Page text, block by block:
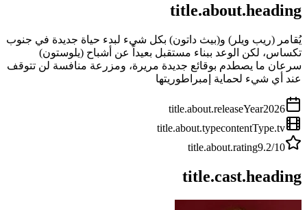
title.about.heading
يُقامر (ريب ويلر) و(بيث داتون) بكل شيء لبدء حياة جديدة في جنوب
تكساس، لكن الوعد ببناء مستقبل بعيداً عن أشباح (يلوستون)
سرعان ما يصطدم بوقائع جديدة مريرة، ومزرعة منافسة لن تتوقف
عند أي شيء لحماية إمبراطوريتها
title.about.releaseYear2026
title.about.typecontentType.tv
title.about.rating9.2/10
title.cast.heading